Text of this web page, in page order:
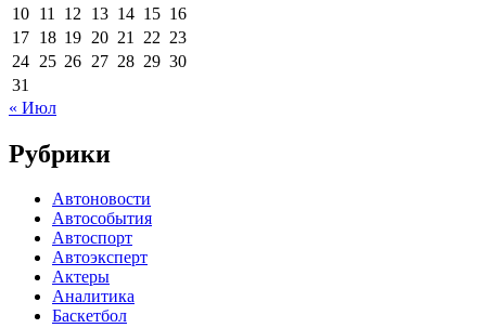
10 11 12 13 14 15 16
17 18 19 20 21 22 23
24 25 26 27 28 29 30
31
« Июл
Рубрики
Автоновости
Автособытия
Автоспорт
Автоэксперт
Актеры
Аналитика
Баскетбол